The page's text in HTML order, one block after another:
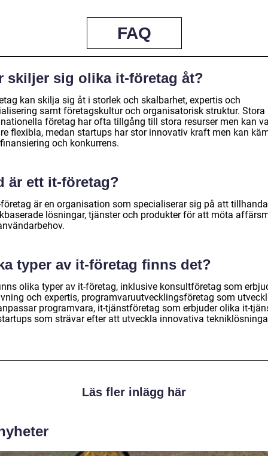
FAQ
skiljer sig olika it-företag åt?
kan skilja sig åt i storlek och skalbarhet, expertis och
samt företagskultur och organisatorisk struktur. Stora
företag har ofta tillgång till stora resurser men kan
flexibla, medan startups har stor innovativ kraft men kan
och konkurrens.
är ett it-företag?
är en organisation som specialiserar sig på att
lösningar, tjänster och produkter för att möta
typer av it-företag finns det?
olika typer av it-företag, inklusive konsultföretag som
och expertis, programvaruutvecklingsföretag som
programvara, it-tjänstföretag som erbjuder olika it-
som strävar efter att utveckla innovativa
Läs fler inlägg här